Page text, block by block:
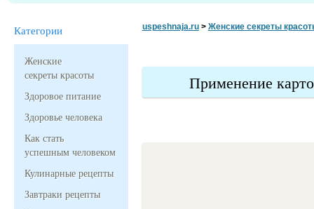
Категории
Женские
секреты красоты
Здоровое питание
Здоровье человека
Как стать
успешным человеком
Кулинарные рецепты
Завтраки рецепты
uspeshnaja.ru> Женские секреты
Применение